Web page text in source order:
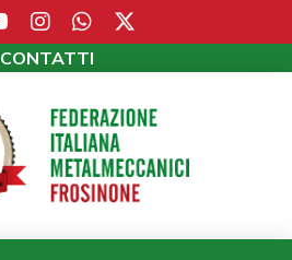
CONTATTI